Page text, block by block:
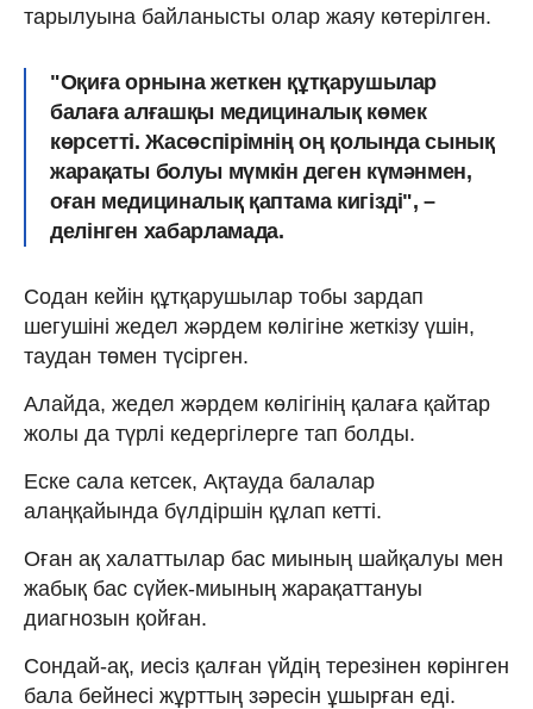
тарылуына байланысты олар жаяу көтерілген.
"Оқиға орнына жеткен құтқарушылар
балаға алғашқы медициналық көмек
көрсетті. Жасөспірімнің оң қолында сынық
жарақаты болуы мүмкін деген күмәнмен,
оған медициналық қаптама кигізді", –
делінген хабарламада.
Содан кейін құтқарушылар тобы зардап
шегушіні жедел жәрдем көлігіне жеткізу үшін,
таудан төмен түсірген.
Алайда, жедел жәрдем көлігінің қалаға қайтар
жолы да түрлі кедергілерге тап болды.
Еске сала кетсек, Ақтауда балалар
алаңқайында бүлдіршін құлап кетті.
Оған ақ халаттылар бас миының шайқалуы мен
жабық бас сүйек-миының жарақаттануы
диагнозын қойған.
Сондай-ақ, иесіз қалған үйдің терезінен көрінген
бала бейнесі жұрттың зәресін ұшырған еді.